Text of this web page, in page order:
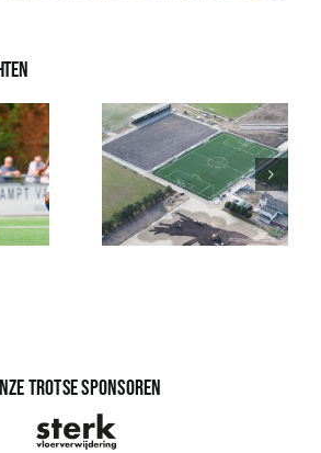
trotse sponsoren